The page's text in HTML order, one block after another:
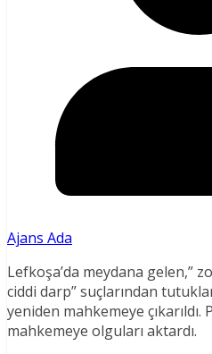
Ajans Ada
Lefkoşa’da meydana gelen,”
ciddi darp” suçlarından
yeniden mahkemeye
mahkemeye olguları aktardı.